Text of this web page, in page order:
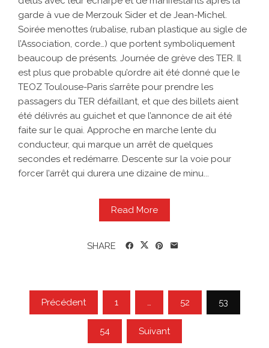
garde à vue de Merzouk Sider et de Jean-Michel.
Soirée menottes (rubalise, ruban plastique au sigle de
l’Association, corde…) que portent symboliquement
beaucoup de présents. Journée de grève des TER. Il
est plus que probable qu’ordre ait été donné que le
TEOZ Toulouse-Paris s’arrête pour prendre les
passagers du TER défaillant, et que des billets aient
été délivrés au guichet et que l’annonce de ait été
faite sur le quai. Approche en marche lente du
conducteur, qui marque un arrêt de quelques
secondes et redémarre. Descente sur la voie pour
forcer l’arrêt qui durera une dizaine de minu...
Read More
SHARE
Pagination
des
publications
Précédent 1 … 52 53
54 Suivant